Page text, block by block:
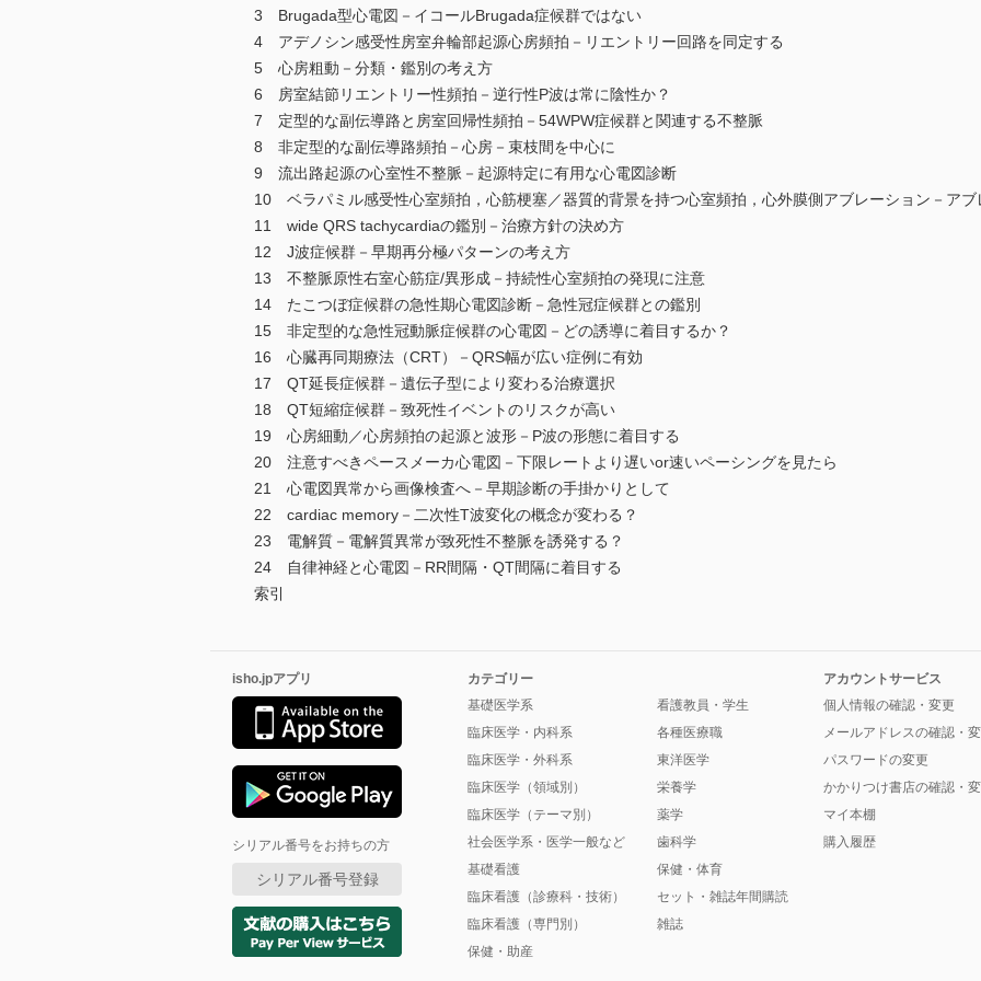
3 Brugada型心電図－イコールBrugada症候群ではない
4 アデノシン感受性房室弁輪部起源心房頻拍－リエントリー回路を同定する
5 心房粗動－分類・鑑別の考え方
6 房室結節リエントリー性頻拍－逆行性P波は常に陰性か？
7 定型的な副伝導路と房室回帰性頻拍－54WPW症候群と関連する不整脈
8 非定型的な副伝導路頻拍－心房－束枝間を中心に
9 流出路起源の心室性不整脈－起源特定に有用な心電図診断
10 ベラパミル感受性心室頻拍，心筋梗塞／器質的背景を持つ心室頻拍，心外膜側アブレーション－アブ
11 wide QRS tachycardiaの鑑別－治療方針の決め方
12 J波症候群－早期再分極パターンの考え方
13 不整脈原性右室心筋症/異形成－持続性心室頻拍の発現に注意
14 たこつぼ症候群の急性期心電図診断－急性冠症候群との鑑別
15 非定型的な急性冠動脈症候群の心電図－どの誘導に着目するか？
16 心臓再同期療法（CRT）－QRS幅が広い症例に有効
17 QT延長症候群－遺伝子型により変わる治療選択
18 QT短縮症候群－致死性イベントのリスクが高い
19 心房細動／心房頻拍の起源と波形－P波の形態に着目する
20 注意すべきペースメーカ心電図－下限レートより遅いor速いペーシングを見たら
21 心電図異常から画像検査へ－早期診断の手掛かりとして
22 cardiac memory－二次性T波変化の概念が変わる？
23 電解質－電解質異常が致死性不整脈を誘発する？
24 自律神経と心電図－RR間隔・QT間隔に着目する
索引
isho.jpアプリ
シリアル番号をお持ちの方
シリアル番号登録
カテゴリー
基礎医学系
臨床医学・内科系
臨床医学・外科系
臨床医学（領域別）
臨床医学（テーマ別）
社会医学系・医学一般など
基礎看護
臨床看護（診療科・技術）
臨床看護（専門別）
保健・助産
看護教員・学生
各種医療職
東洋医学
栄養学
薬学
歯科学
保健・体育
セット・雑誌年間購読
雑誌
アカウントサービス
個人情報の確認・変更
メールアドレスの確認・
パスワードの変更
かかりつけ書店の確認・
マイ本棚
購入履歴